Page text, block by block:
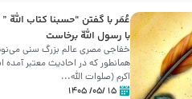
عُمَر با گفتن “حسبنا كتاب اللّه
با رسول اللّه برخاست
خفاجی مصری عالم بزرگ سنی
همانطور که در احادیث معتبر آمده
اکرم (صلوات اللّه...
۱۵ /۰۵/ ۱۴۰۵
30 صفر المظفر
شهادت حضرت علی بن موسی الرضا (علیه السلام)
آخـر صفر سـال 203 هـ .ق. هشـتمین اختر تابناک امامت